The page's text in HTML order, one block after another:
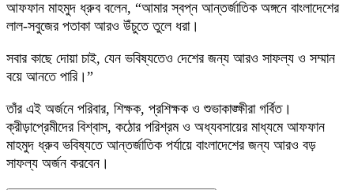
আফফান মাহমুদ ধ্রুব বলেন, “আমার স্বপ্ন আন্তর্জাতিক অঙ্গনে বাংলাদেশের
লাল-সবুজের পতাকা আরও উঁচুতে তুলে ধরা।
সবার কাছে দোয়া চাই, যেন ভবিষ্যতেও দেশের জন্য আরও সাফল্য ও সম্মান
বয়ে আনতে পারি।”
তাঁর এই অর্জনে পরিবার, শিক্ষক, প্রশিক্ষক ও শুভাকাঙ্ক্ষীরা গর্বিত।
ক্রীড়াপ্রেমীদের বিশ্বাস, কঠোর পরিশ্রম ও অধ্যবসায়ের মাধ্যমে আফফান
মাহমুদ ধ্রুব ভবিষ্যতে আন্তর্জাতিক পর্যায়ে বাংলাদেশের জন্য আরও বড়
সাফল্য অর্জন করবেন।